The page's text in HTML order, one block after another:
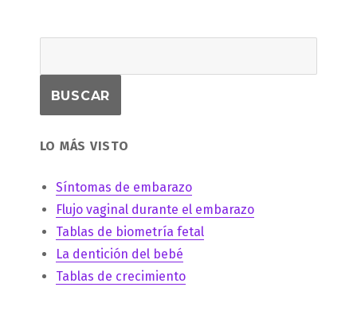
LO MÁS VISTO
Síntomas de embarazo
Flujo vaginal durante el embarazo
Tablas de biometría fetal
La dentición del bebé
Tablas de crecimiento